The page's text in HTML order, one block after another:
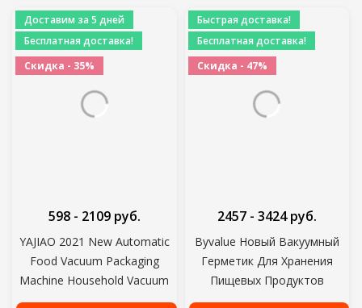
Вакуумный упаковщик для
Кухни
Вакуумный Герметик
Доставим за 5 дней
Бесплатная доставка!
Скидка - 35%
YAJIAO 2021 New Automatic
Food Vacuum Packaging
Machine Household Vacuum
Food Sealer 220V/110V for
598 - 2109 руб.
Быстрая доставка!
Бесплатная доставка!
Скидка - 47%
Byvalue Новый Вакуумный
Герметик Для Хранения
Пищевых Продуктов
Включает В Себя 10
2457 - 3424 руб.